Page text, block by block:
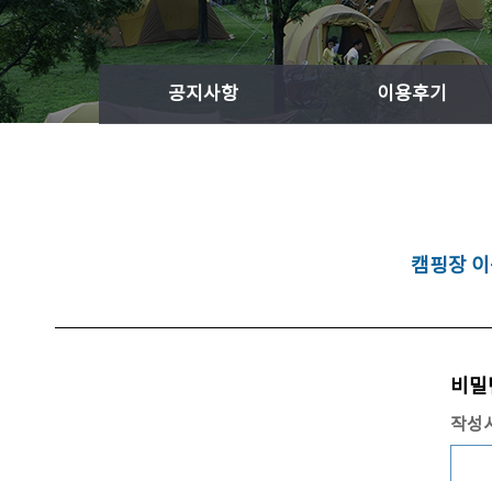
공지사항 이용후기
캠핑장
비
작성